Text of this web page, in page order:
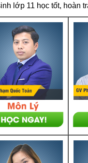
lớp 11 học tốt, hoàn